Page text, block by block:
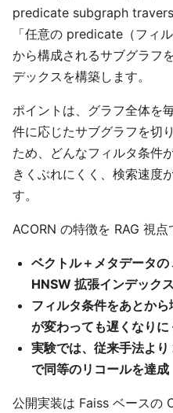
predicate subgraph
「任意の predicate（フィ
から構成されるサブグラフ
デックスを構築します。
ポイントは、グラフ全体を
件に応じたサブグラフを切
ため、どんなフィルタ条件
きくぶれにくく、検索速度
す。
ACORN の特徴を RAG 視点
ベクトル＋メタデータ
HNSW 拡張インデックス
フィルタ条件をあとか
が変わっても遅くなりに
実験では、従来手法よ
で同等のリコールを達成
公開実装は Faiss ベースの